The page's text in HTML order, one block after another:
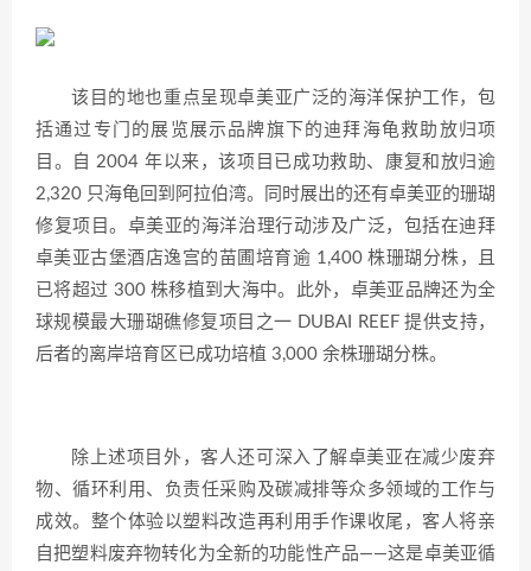
该目的地也重点呈现卓美亚广泛的海洋保护工作，包
括通过专门的展览展示品牌旗下的迪拜海龟救助放归项
目。自 2004 年以来，该项目已成功救助、康复和放归逾
2,320 只海龟回到阿拉伯湾。同时展出的还有卓美亚的珊瑚
修复项目。卓美亚的海洋治理行动涉及广泛，包括在迪拜
卓美亚古堡酒店逸宫的苗圃培育逾 1,400 株珊瑚分株，且
已将超过 300 株移植到大海中。此外，卓美亚品牌还为全
球规模最大珊瑚礁修复项目之一 DUBAI REEF 提供支持，
后者的离岸培育区已成功培植 3,000 余株珊瑚分株。
除上述项目外，客人还可深入了解卓美亚在减少废弃
物、循环利用、负责任采购及碳减排等众多领域的工作与
成效。整个体验以塑料改造再利用手作课收尾，客人将亲
自把塑料废弃物转化为全新的功能性产品——这是卓美亚循